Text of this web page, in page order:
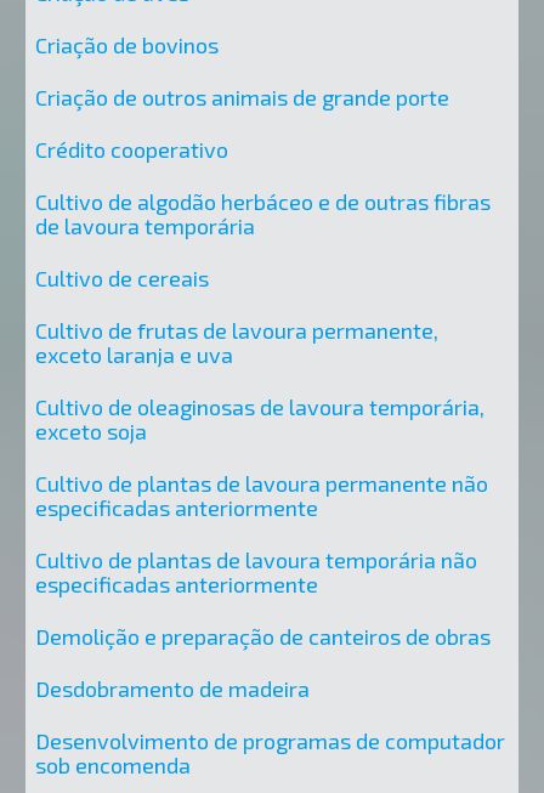
Criação de bovinos
Criação de outros animais de grande porte
Crédito cooperativo
Cultivo de algodão herbáceo e de outras fibras
de lavoura temporária
Cultivo de cereais
Cultivo de frutas de lavoura permanente,
exceto laranja e uva
Cultivo de oleaginosas de lavoura temporária,
exceto soja
Cultivo de plantas de lavoura permanente não
especificadas anteriormente
Cultivo de plantas de lavoura temporária não
especificadas anteriormente
Demolição e preparação de canteiros de obras
Desdobramento de madeira
Desenvolvimento de programas de computador
sob encomenda